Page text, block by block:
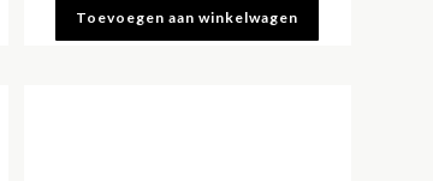
Toevoegen aan winkelwagen